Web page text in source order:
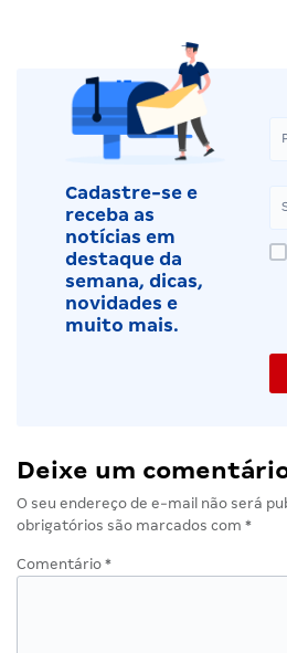
Cadastre-se e
receba as
notícias em
destaque da
semana, dicas,
novidades e
muito mais.
Deixe um
O seu endereço de e-mail não será
obrigatórios são marcados com *
Comentário *